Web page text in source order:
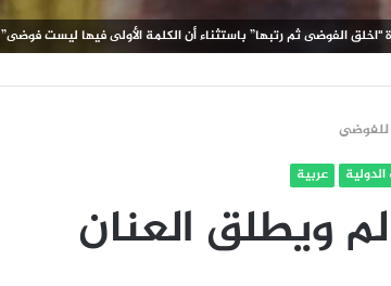
الفوضى ثم رتبها” باستثناء أن الكلمة الأولى فيها ليست فوضى”
للفوضى
عربية
ويطلق العنان